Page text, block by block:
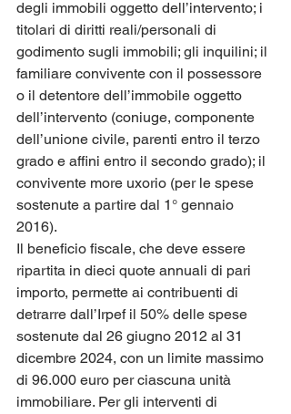
degli immobili oggetto dell’intervento; i
titolari di diritti reali/personali di
godimento sugli immobili; gli inquilini; il
familiare convivente con il possessore
o il detentore dell’immobile oggetto
dell’intervento (coniuge, componente
dell’unione civile, parenti entro il terzo
grado e affini entro il secondo grado); il
convivente more uxorio (per le spese
sostenute a partire dal 1° gennaio
2016).
Il beneficio fiscale, che deve essere
ripartita in dieci quote annuali di pari
importo, permette ai contribuenti di
detrarre dall’Irpef il 50% delle spese
sostenute dal 26 giugno 2012 al 31
dicembre 2024, con un limite massimo
di 96.000 euro per ciascuna unità
immobiliare. Per gli interventi di